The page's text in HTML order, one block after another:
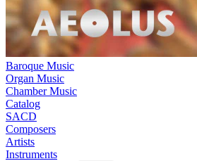
Baroque Music
Organ Music
Chamber Music
Catalog
SACD
Composers
Artists
Instruments